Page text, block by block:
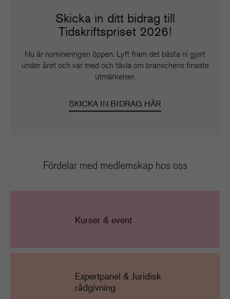
Skicka in ditt bidrag till
Tidskriftspriset 2026!
Nu är nomineringen öppen. Lyft fram det bästa ni gjort
under året och var med och tävla om branschens finaste
utmärkelser.
SKICKA IN BIDRAG HÄR
Fördelar med medlemskap hos oss
Kurser & event
Expertpanel & Juridisk
rådgivning